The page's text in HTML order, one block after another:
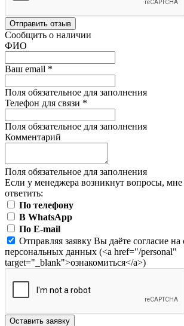
Отправить отзыв
Сообщить о наличии
ФИО
Ваш email *
Поля обязательное для заполнения
Телефон для связи *
Поля обязательное для заполнения
Комментарий
Поля обязательное для заполнения
Если у менеджера возникнут вопросы, мне
ответить:
По телефону
В WhatsApp
По E-mail
Отправляя заявку Вы даёте согласие
персональных данных (<a href="/personal"
target="_blank">ознакомиться</a>)
Оставить заявку